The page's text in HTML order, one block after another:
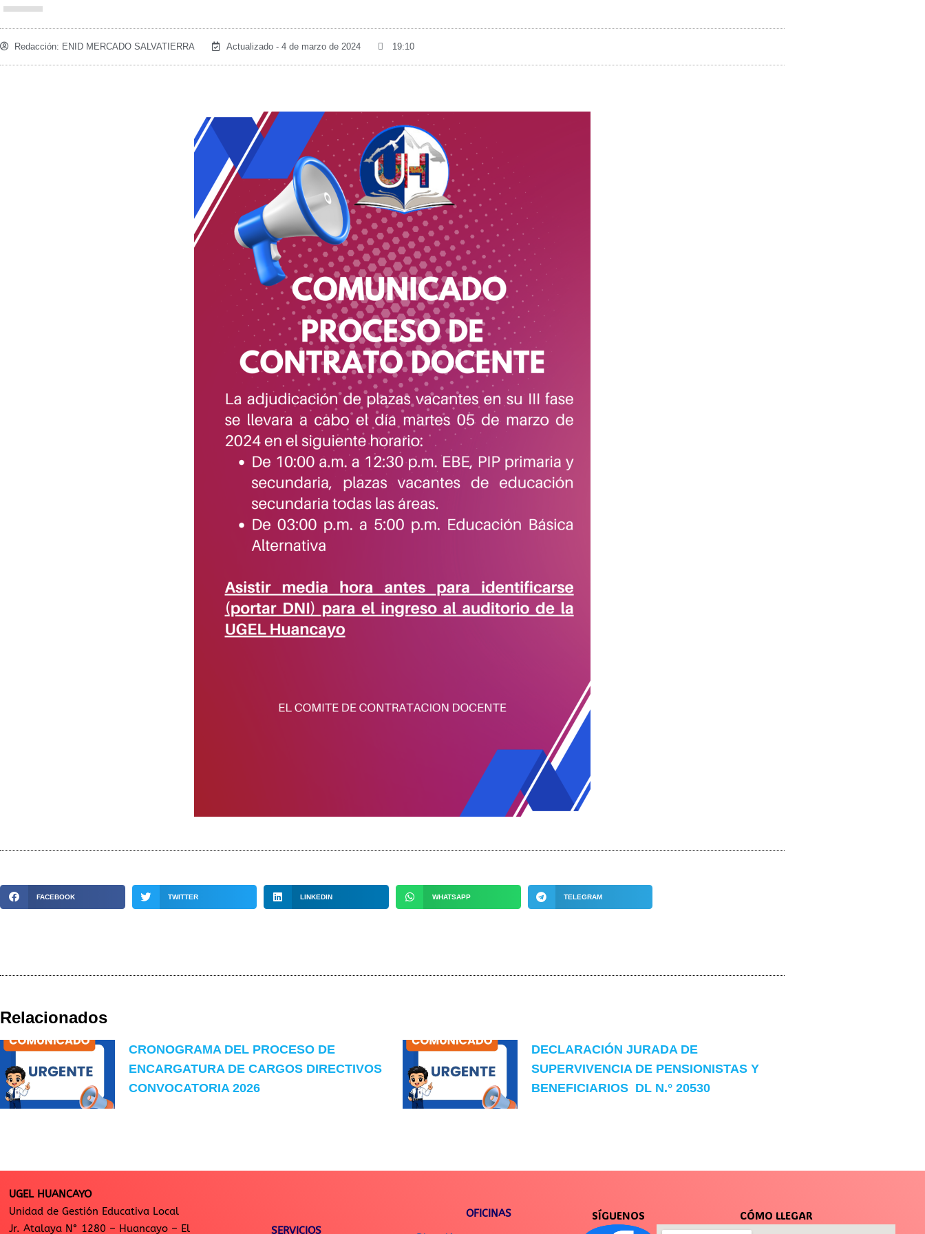
Redacción: ENID MERCADO SALVATIERRA Actualizado - 4 de marzo de 2024 19:10
FACEBOOK TWITTER LINKEDIN WHATSAPP TELEGRAM
Relacionados
CRONOGRAMA DEL PROCESO DE
ENCARGATURA DE CARGOS DIRECTIVOS
CONVOCATORIA 2026
DECLARACIÓN JURADA DE
SUPERVIVENCIA DE PENSIONISTAS Y
BENEFICIARIOS DL N.° 20530
UGEL HUANCAYO
Unidad de Gestión Educativa Local
Jr. Atalaya N° 1280 – Huancayo – El
SERVICIOS
OFICINAS
SÍGUENOS CÓMO LLEGAR